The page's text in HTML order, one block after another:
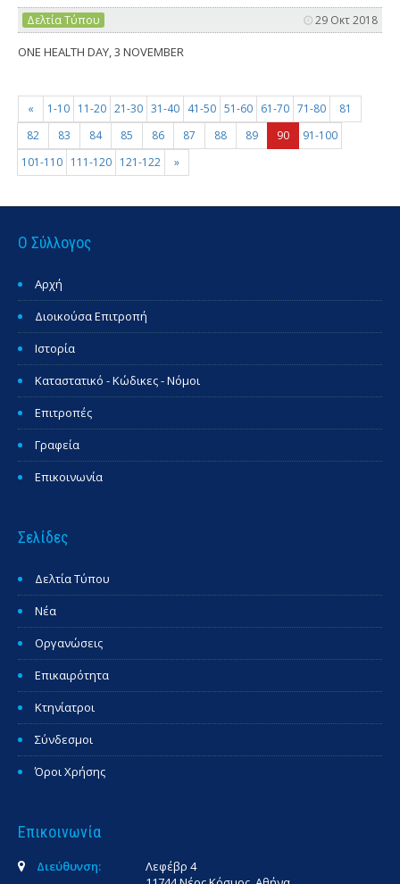
Δελτία Τύπου 29 Οκτ 2018
ONE HEALTH DAY, 3 NOVEMBER
« 1-10 11-20 21-30 31-40 41-50 51-60 61-70 71-80
81
82
83 84 85 86 87 88 89 90
91-100
101-110 111-120 121-122 »
Ο Σύλλογος
Αρχή
Διοικούσα Επιτροπή
Ιστορία
Καταστατικό - Κώδικες - Νόμοι
Επιτροπές
Γραφεία
Επικοινωνία
Σελίδες
Δελτία Τύπου
Νέα
Οργανώσεις
Επικαιρότητα
Κτηνίατροι
Σύνδεσμοι
Όροι Χρήσης
Επικοινωνία
Διεύθυνση:
Λεφέβρ 4